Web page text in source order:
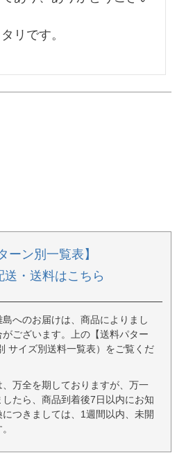
リです。
ーン別一覧表】
・送料はこちら
へのお届けは、商品によりまし
ございます。上の【送料パター
サイズ別送料一覧表）をご覧くだ
万全を期しておりますが、万一
たら、商品到着後7日以内にお知
つきましては、1週間以内、未開